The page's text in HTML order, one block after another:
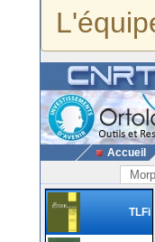
Accueil
TLFi